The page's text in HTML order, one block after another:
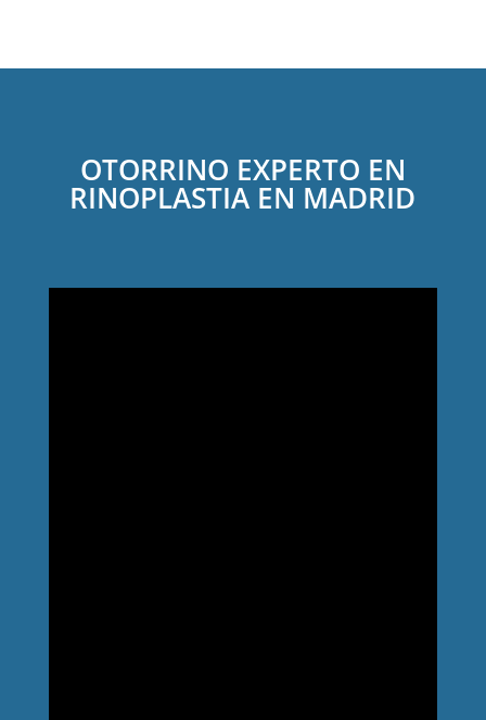
OTORRINO EXPERTO EN
RINOPLASTIA EN MADRID